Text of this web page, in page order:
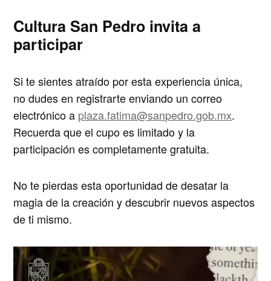
Cultura San Pedro invita a
participar
Si te sientes atraído por esta experiencia única,
no dudes en registrarte enviando un correo
electrónico a plaza.fatima@sanpedro.gob.mx.
Recuerda que el cupo es limitado y la
participación es completamente gratuita.
No te pierdas esta oportunidad de desatar la
magia de la creación y descubrir nuevos aspectos
de ti mismo.